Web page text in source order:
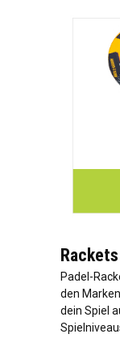
Padel-
den
dein Spiel